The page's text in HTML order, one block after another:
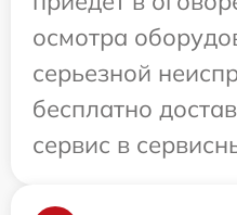
осмотра
серьезной
бесплатно
сервис в